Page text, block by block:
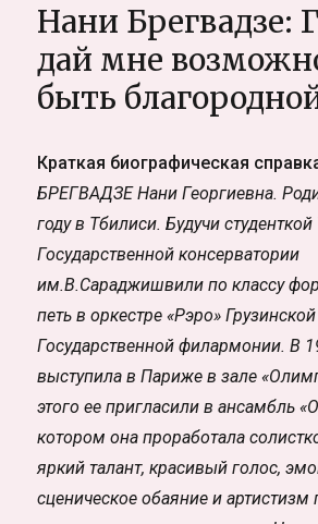
грузинский
Дом
Милосердия.
Фотоистория
Нани Брегвадзе:
дай мне
быть
Краткая биографическая
БРЕГВАДЗЕ Нани Георгиевна.
году в Тбилиси. Будучи
Государственной консерватории
им.В.Сараджишвили по классу
петь в оркестре «Рэро» Грузинской
Государственной филармонии. В
выступила в Париже в зале
этого ее пригласили в ансамбль
котором она проработала
яркий талант, красивый голос,
сценическое обаяние и артистизм